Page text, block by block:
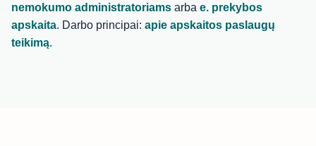
nemokumo administratoriams arba e. prekybos
apskaita. Darbo principai: apie apskaitos paslaugų
teikimą.